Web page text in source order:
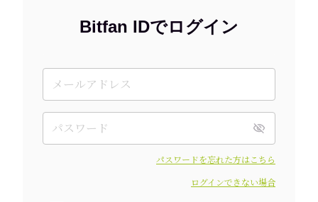
Bitfan IDでログイン
パスワードを忘れた方はこちら
ログインできない場合